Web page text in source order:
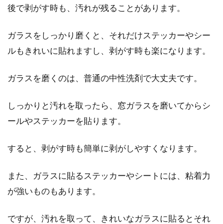
窓に貼る様々なシートは簡単に貼れ
窓に貼ることのできるシートは、たくさんのも
のシートや...
フローリングの色落ちの補修はどう
お住いの方は多いと思います。フローリング
後で剥がす時も、汚れが残ることがあります。
ガラスをしっかり磨くと、それだけステッカーやシー
ルもきれいに貼れますし、剥がす時も楽になります。
ガラスを磨くのは、普通の中性洗剤で大丈夫です。
しっかりと汚れを取ったら、窓ガラスを磨いてからシ
ールやステッカーを貼ります。
すると、剥がす時も簡単に剥がしやすくなります。
また、ガラスに貼るステッカーやシートには、粘着力
が強いものもあります。
ですが、汚れを取って、きれいなガラスに貼るとそれ